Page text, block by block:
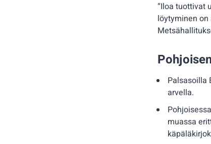
“Iloa tuottivat
löytyminen
Palsasoilla
arvella.
muassa